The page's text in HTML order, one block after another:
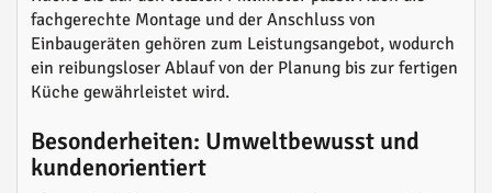
fachgerechte Montage und der Anschluss von
Einbaugeräten gehören zum Leistungsangebot, wodurch
ein reibungsloser Ablauf von der Planung bis zur fertigen
Küche gewährleistet wird.
Besonderheiten: Umweltbewusst und
kundenorientiert